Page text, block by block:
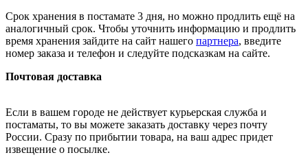
Срок хранения в постамате 3 дня, но можно продлить ещё на
аналогичный срок. Чтобы уточнить информацию и продлить
время хранения зайдите на сайт нашего партнера, введите
номер заказа и телефон и следуйте подсказкам на сайте.
Почтовая доставка
Если в вашем городе не действует курьерская служба и
постаматы, то вы можете заказать доставку через почту
России. Сразу по прибытии товара, на ваш адрес придет
извещение о посылке.